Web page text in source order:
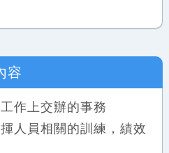
容
作上交辦的事務
人員相關的訓練，績效